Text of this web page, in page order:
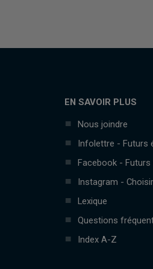
EN SAVOIR PLUS
Nous joindre
Infolettre - Futurs
Facebook - Futurs
Instagram -
Lexique
Questions
Index A-Z